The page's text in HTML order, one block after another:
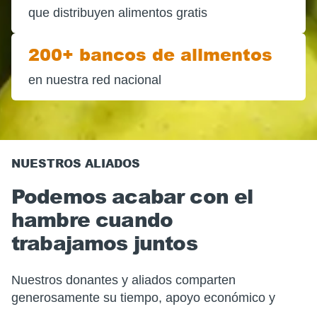
que distribuyen alimentos gratis
200+ bancos de alimentos
en nuestra red nacional
NUESTROS ALIADOS
Podemos acabar con el
hambre cuando
trabajamos juntos
Nuestros donantes y aliados comparten
generosamente su tiempo, apoyo económico y